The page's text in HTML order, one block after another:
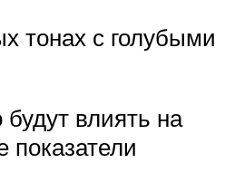
тонах с голубыми
влиять на
показатели